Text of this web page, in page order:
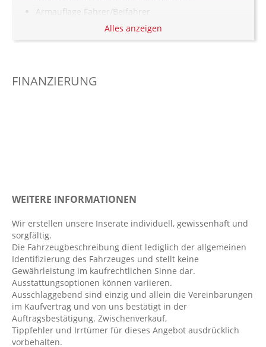
Armauflage Fahrer/Beifahrer
Aufmerksamkeitsassistent
Außenspiegel beheizt mit Bodenbeleuchtung
Digitaler Radioempfang DAB+
Digitales Kombiinstrument
Durchladesystem
Einparkhilfe vorn und hinten
Elektr. Stabilitätsprogramm ESP
Fahrer- /Beifahrerairbag
Fahrer-/Beifahrersitz höhenverstellbar
Alles anzeigen
FINANZIERUNG
WEITERE INFORMATIONEN
Wir erstellen unsere Inserate individuell, gewissenhaft und
sorgfältig.
Die Fahrzeugbeschreibung dient lediglich der allgemeinen
Identifizierung des Fahrzeuges und stellt keine
Gewährleistung im kaufrechtlichen Sinne dar.
Ausstattungsoptionen können variieren.
Ausschlaggebend sind einzig und allein die Vereinbarungen
im Kaufvertrag und von uns bestätigt in der
Auftragsbestätigung. Zwischenverkauf,
Tippfehler und Irrtümer für dieses Angebot ausdrücklich
vorbehalten.